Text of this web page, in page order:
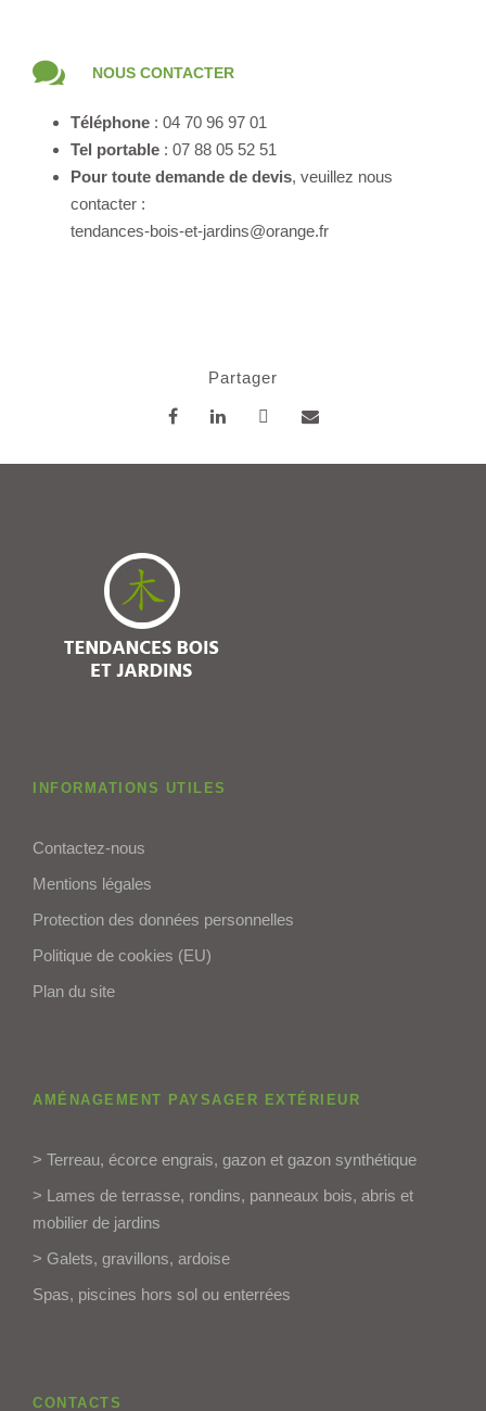
NOUS CONTACTER
Téléphone : 04 70 96 97 01
Tel portable : 07 88 05 52 51
Pour toute demande de devis, veuillez nous
contacter :
tendances-bois-et-jardins@orange.fr
Partager
INFORMATIONS UTILES
Contactez-nous
Mentions légales
Protection des données personnelles
Politique de cookies (EU)
Plan du site
AMÉNAGEMENT PAYSAGER EXTÉRIEUR
> Terreau, écorce engrais, gazon et gazon synthétique
> Lames de terrasse, rondins, panneaux bois, abris et
mobilier de jardins
> Galets, gravillons, ardoise
Spas, piscines hors sol ou enterrées
CONTACTS